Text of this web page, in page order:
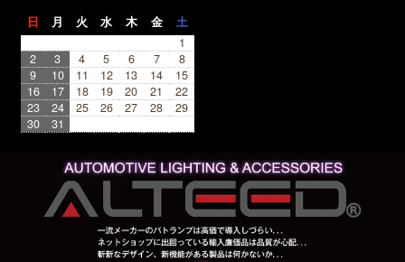
日 月 火 水 木 金 土
1
2
3 4 5 6 7
8
9
10 11 12 13 14
15
16
17 18 19 20 21
22
23
24 25 26 27 28
29
30
31